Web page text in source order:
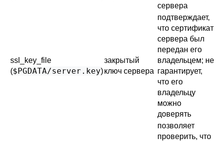
сервера
ssl_key_file
($PGDATA/server.key)
закрытый
ключ сервера
подтверждает,
что сертификат
сервера был
передан его
владельцем; не
гарантирует,
что его
владельцу
можно
доверять
позволяет
проверить, что